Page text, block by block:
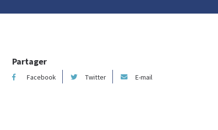
Partager
Facebook Twitter E-mail